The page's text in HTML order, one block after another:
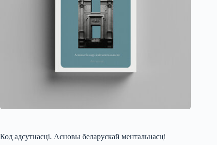
Код адсутнасці. Асновы беларускай ментальнасці